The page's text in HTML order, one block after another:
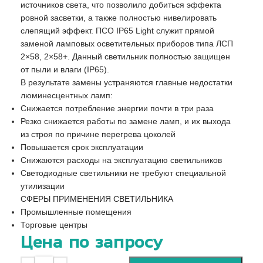
источников света, что позволило добиться эффекта
ровной засветки, а также полностью нивелировать
слепящий эффект. ПСО IP65 Light служит прямой
заменой ламповых осветительных приборов типа ЛСП
2×58, 2×58+. Данный светильник полностью защищен
от пыли и влаги (IP65).
В результате замены устраняются главные недостатки
люминесцентных ламп:
Снижается потребление энергии почти в три раза
Резко снижается работы по замене ламп, и их выхода
из строя по причине перегрева цоколей
Повышается срок эксплуатации
Снижаются расходы на эксплуатацию светильников
Светодиодные светильники не требуют специальной
утилизации
СФЕРЫ ПРИМЕНЕНИЯ СВЕТИЛЬНИКА
Промышленные помещения
Торговые центры
Цена по запросу